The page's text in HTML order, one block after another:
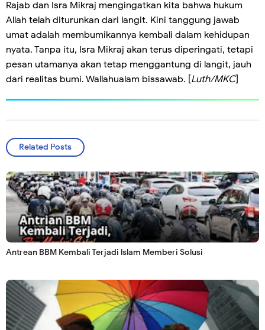
Rajab dan Isra Mikraj mengingatkan kita bahwa hukum
Allah telah diturunkan dari langit. Kini tanggung jawab
umat adalah membumikannya kembali dalam kehidupan
nyata. Tanpa itu, Isra Mikraj akan terus diperingati, tetapi
pesan utamanya akan tetap menggantung di langit, jauh
dari realitas bumi. Wallahualam bissawab. [Luth/MKC]
Related Posts
Antrean BBM Kembali Terjadi lslam Memberi Solusi